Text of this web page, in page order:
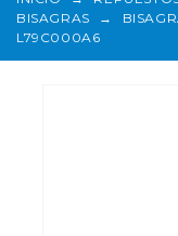
BISAGRAS
→
L79C000A6